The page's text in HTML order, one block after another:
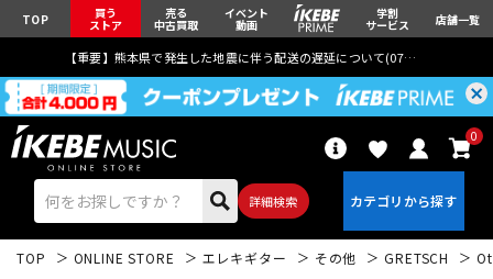
TOP 買う
ストア
売る
中古買取
イベント
動画
学割
サービス 店舗一覧
【重要】熊本県で発生した地震に伴う配送の遅延について(07月29日
詳細検索
0
TOP ONLINE STORE エレキギター その他 GRETSCH